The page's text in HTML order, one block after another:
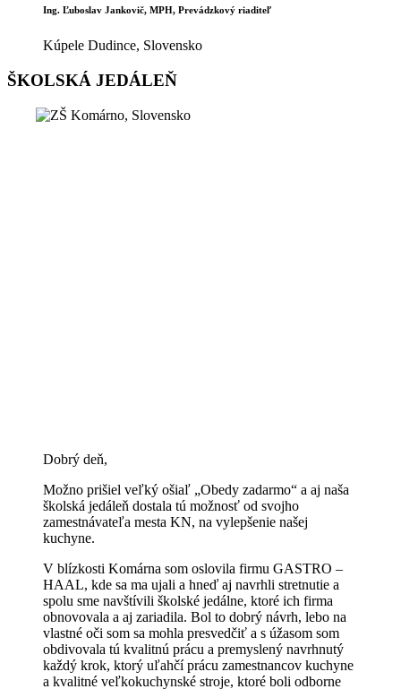
Ing. Ľuboslav Jankovič, MPH, Prevádzkový riaditeľ
Kúpele Dudince, Slovensko
ŠKOLSKÁ JEDÁLEŇ
Dobrý deň,
Možno prišiel veľký ošiaľ „Obedy zadarmo“ a aj naša
školská jedáleň dostala tú možnosť od svojho
zamestnávateľa mesta KN, na vylepšenie našej
kuchyne.
V blízkosti Komárna som oslovila firmu GASTRO –
HAAL, kde sa ma ujali a hneď aj navrhli stretnutie a
spolu sme navštívili školské jedálne, ktoré ich firma
obnovovala a aj zariadila. Bol to dobrý návrh, lebo na
vlastné oči som sa mohla presvedčiť a s úžasom som
obdivovala tú kvalitnú prácu a premyslený navrhnutý
každý krok, ktorý uľahčí prácu zamestnancov kuchyne
a kvalitné veľkokuchynské stroje, ktoré boli odborne